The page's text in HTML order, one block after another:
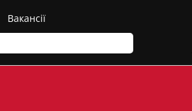
Вакансії